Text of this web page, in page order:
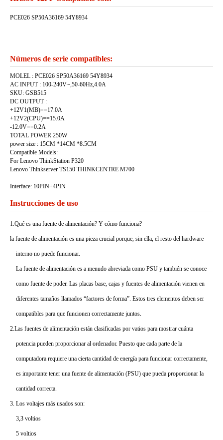
PCE026 SP50A36169 54Y8934
Números de serie compatibles:
MOLEL : PCE026 SP50A36169 54Y8934
AC INPUT : 100-240V~,50-60Hz,4.0A
SKU: GSB515
DC OUTPUT :
+12V1(MB)==17.0A
+12V2(CPU)==15.0A
-12.0V==0.2A
TOTAL POWER 250W
power size : 15CM *14CM *8.5CM
Compatible Models:
For Lenovo ThinkStation P320
Lenovo Thinkserver TS150 THINKCENTRE M700
Interface: 10PIN+4PIN
Instrucciones de uso
1.Qué es una fuente de alimentación? Y cómo funciona?
la fuente de alimentación es una pieza crucial porque, sin ella, el resto del hardware
interno no puede funcionar.
La fuente de alimentación es a menudo abreviada como PSU y también se conoce
como fuente de poder. Las placas base, cajas y fuentes de alimentación vienen en
diferentes tamaños llamados “factores de forma”. Estos tres elementos deben ser
compatibles para que funcionen correctamente juntos.
2.Las fuentes de alimentación están clasificadas por vatios para mostrar cuánta
potencia pueden proporcionar al ordenador. Puesto que cada parte de la
computadora requiere una cierta cantidad de energía para funcionar correctamente,
es importante tener una fuente de alimentación (PSU) que pueda proporcionar la
cantidad correcta.
3. Los voltajes más usados son:
3,3 voltios
5 voltios